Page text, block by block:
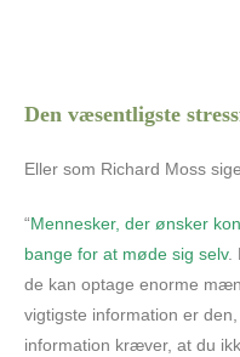
Den væsentligste
Eller som Richard Moss
“Mennesker, der ønsker
bange for at møde sig selv.
de kan optage enorme
vigtigste information er
information kræver, at du